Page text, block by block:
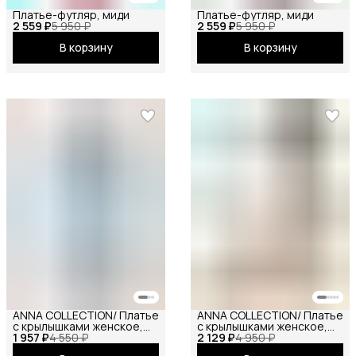
2 559 ₽5 950 ₽
Платье-футляр, миди
В корзину
2 559 ₽5 950 ₽
Платье-футляр, миди
В корзину
1 957 ₽4 550 ₽
ANNA COLLECTION/ Платье
с крылышками женское,
платье вечернее, 2 129 ₽4 950 ₽
ANNA COLLECTION/ Платье
с крылышками женское,
платье вечернее,